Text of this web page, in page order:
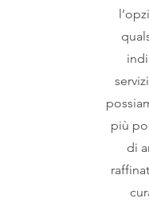
più
di